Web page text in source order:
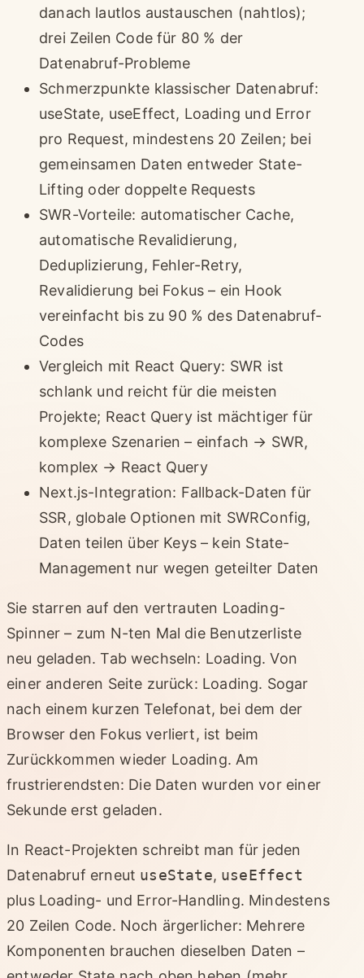
danach lautlos austauschen (nahtlos);
drei Zeilen Code für 80 % der
Datenabruf-Probleme
Schmerzpunkte klassischer Datenabruf:
useState, useEffect, Loading und Error
pro Request, mindestens 20 Zeilen; bei
gemeinsamen Daten entweder State-
Lifting oder doppelte Requests
SWR-Vorteile: automatischer Cache,
automatische Revalidierung,
Deduplizierung, Fehler-Retry,
Revalidierung bei Fokus – ein Hook
vereinfacht bis zu 90 % des Datenabruf-
Codes
Vergleich mit React Query: SWR ist
schlank und reicht für die meisten
Projekte; React Query ist mächtiger für
komplexe Szenarien – einfach → SWR,
komplex → React Query
Next.js-Integration: Fallback-Daten für
SSR, globale Optionen mit SWRConfig,
Daten teilen über Keys – kein State-
Management nur wegen geteilter Daten
Sie starren auf den vertrauten Loading-
Spinner – zum N-ten Mal die Benutzerliste
neu geladen. Tab wechseln: Loading. Von
einer anderen Seite zurück: Loading. Sogar
nach einem kurzen Telefonat, bei dem der
Browser den Fokus verliert, ist beim
Zurückkommen wieder Loading. Am
frustrierendsten: Die Daten wurden vor einer
Sekunde erst geladen.
In React-Projekten schreibt man für jeden
Datenabruf erneut useState, useEffect
plus Loading- und Error-Handling. Mindestens
20 Zeilen Code. Noch ärgerlicher: Mehrere
Komponenten brauchen dieselben Daten –